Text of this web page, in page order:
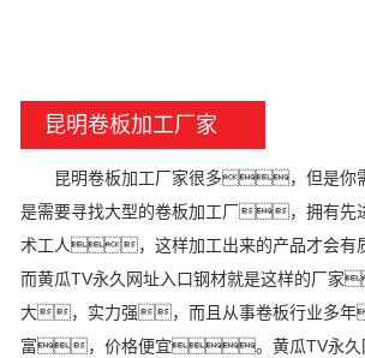
昆明卷板加工厂家
昆明卷板加工厂家很多，但是你需
是需要寻找大型的卷板加工厂，拥有先
术工人，这样加工出来的产品才会有
而黄瓜TV永久网址入口钢材就是这样的厂
大，实力强，而且从事卷板行业多
富，价格便宜。黄瓜TV永久